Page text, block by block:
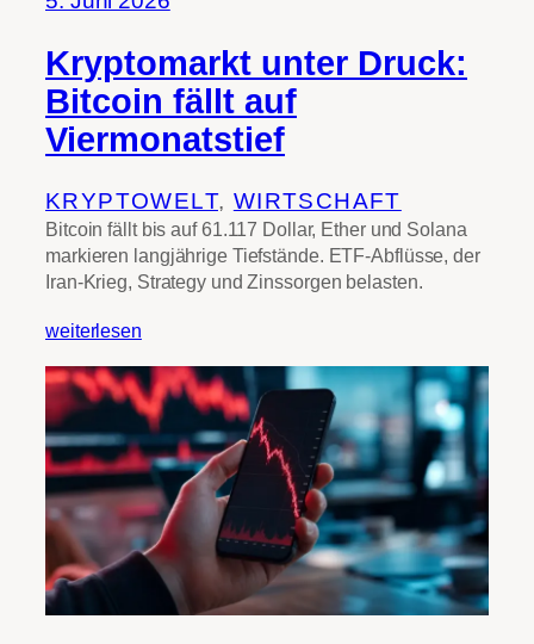
Kryptomarkt unter Druck:
Bitcoin fällt auf
Viermonatstief
KRYPTOWELT, WIRTSCHAFT
Bitcoin fällt bis auf 61.117 Dollar, Ether und Solana
markieren langjährige Tiefstände. ETF-Abflüsse, der
Iran-Krieg, Strategy und Zinssorgen belasten.
weiterlesen